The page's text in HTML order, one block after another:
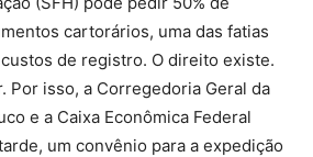
cartorários, uma das fatias
de registro. O direito existe.
Por isso, a Corregedoria Geral da
e a Caixa Econômica Federal
um convênio para a expedição